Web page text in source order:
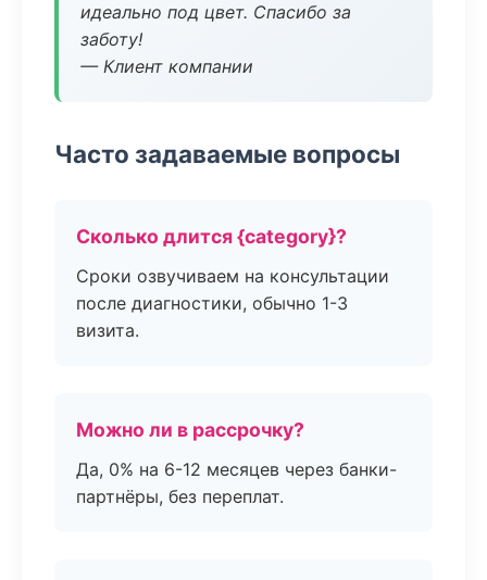
идеально под цвет. Спасибо за
заботу!
— Клиент компании
Часто задаваемые вопросы
Сколько длится {category}?
Сроки озвучиваем на консультации
после диагностики, обычно 1-3
визита.
Можно ли в рассрочку?
Да, 0% на 6-12 месяцев через банки-
партнёры, без переплат.